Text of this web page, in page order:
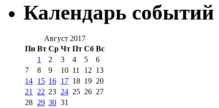
Календарь событий
Август 2017
Пн Вт Ср Чт Пт Сб Вс
1
2 3 4 5
6
7
8 9 10 11 12 13
14 15 16 17 18 19 20
21
22 23 24 25 26 27
28 29 30 31